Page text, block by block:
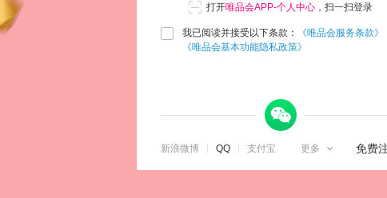
打开唯品会APP-个人中心 ，扫一扫登录
我已阅读并接受以下条款：
《唯品会服务条款》
《唯品会基本功能隐私政策》
微信
免费
新浪微博 QQ 支付宝 更多 